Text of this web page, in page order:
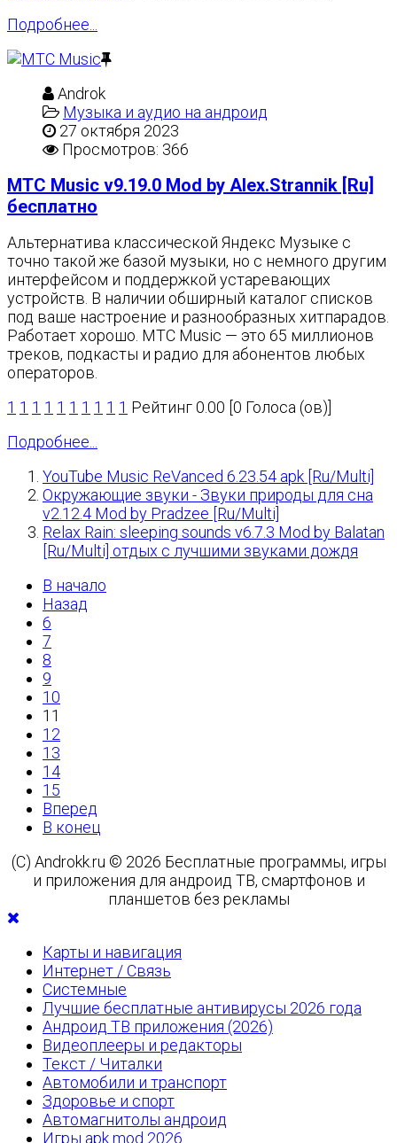
Подробнее...
Androk
Музыка и аудио на андроид
27 октября 2023
Просмотров: 366
МТС Music v9.19.0 Mod by Alex.Strannik [Ru]
бесплатно
Альтернатива классической Яндекс Музыке с
точно такой же базой музыки, но с немного другим
интерфейсом и поддержкой устаревающих
устройств. В наличии обширный каталог списков
под ваше настроение и разнообразных хитпарадов.
Работает хорошо. МТС Music — это 65 миллионов
треков, подкасты и радио для абонентов любых
операторов.
1 1 1 1 1 1 1 1 1 1 Рейтинг 0.00 [0 Голоса (ов)]
Подробнее...
YouTube Music ReVanced 6.23.54 apk [Ru/Multi]
Окружающие звуки - Звуки природы для сна
v2.12.4 Mod by Pradzee [Ru/Multi]
Relax Rain: sleeping sounds v6.7.3 Mod by Balatan
[Ru/Multi] отдых с лучшими звуками дождя
В начало
Назад
6
7
8
9
10
11
12
13
14
15
Вперед
В конец
(C) Androkk.ru © 2026 Бесплатные программы, игры
и приложения для андроид ТВ, смартфонов и
планшетов без рекламы
Карты и навигация
Интернет / Связь
Системные
Лучшие бесплатные антивирусы 2026 года
Андроид ТВ приложения (2026)
Видеоплееры и редакторы
Текст / Читалки
Автомобили и транспорт
Здоровье и спорт
Автомагнитолы андроид
Игры apk mod 2026